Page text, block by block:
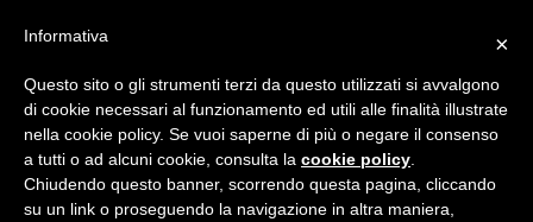
×
Informativa
Questo sito o gli strumenti terzi da questo utilizzati si avvalgono
di cookie necessari al funzionamento ed utili alle finalità illustrate
nella cookie policy. Se vuoi saperne di più o negare il consenso
a tutti o ad alcuni cookie, consulta la cookie policy
Chiudendo questo banner, scorrendo questa pagina, cliccando
su un link o proseguendo la navigazione in altra maniera,